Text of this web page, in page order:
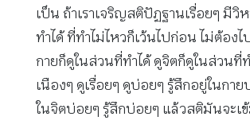
เป็น ถ้าเราเจริญสติปัฏฐานเรื่อยๆ มีวิห
ทำได้ ที่ทำไม่ไหวก็เว้นไปก่อน ไม่ต้องไ
กายก็ดูในส่วนที่ทำได้ ดูจิตก็ดูในส่วนที่
เนืองๆ ดูเรื่อยๆ ดูบ่อยๆ รู้สึกอยู่ในกา
ในจิตบ่อยๆ รู้สึกบ่อยๆ แล้วสติมันจะเ